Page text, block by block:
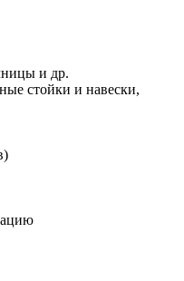
и др.
стойки и навески,